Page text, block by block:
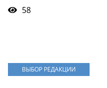
58
ВЫБОР РЕДАКЦИИ